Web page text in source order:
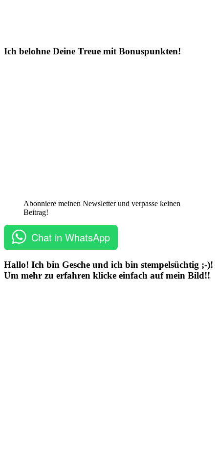
Ich belohne Deine Treue mit Bonuspunkten!
Abonniere meinen Newsletter und verpasse keinen
Beitrag!
Chat in WhatsApp
Hallo! Ich bin Gesche und ich bin stempelsüchtig ;-)!
Um mehr zu erfahren klicke einfach auf mein Bild!!